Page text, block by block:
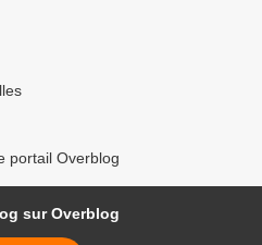
portail Overblog
sur Overblog